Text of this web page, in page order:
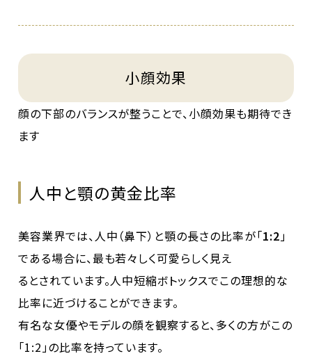
小顔効果
顔の下部のバランスが整うことで、小顔効果も期待でき
ます
人中と顎の黄金比率
美容業界では、人中（鼻下）と顎の長さの比率が「1:2 」
である場合に、最も若々しく可愛らしく見え
るとされています。人中短縮ボトックスでこの理想的な
比率に近づけることができます。
有名な女優やモデルの顔を観察すると、多くの方がこの
「1:2」の比率を持っています。